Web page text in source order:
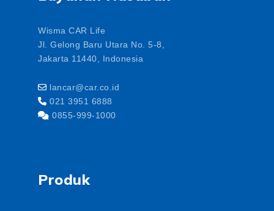
Wisma CAR Life
Jl. Gelong Baru Utara No. 5-8,
Jakarta 11440, Indonesia
lancar@car.co.id
021 3951 6888
0855-999-1000
Produk